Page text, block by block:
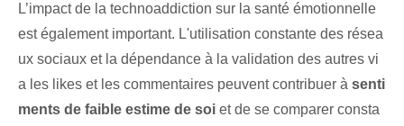
L’impact de la technoaddiction sur la santé émotionnelle
est également important. L'utilisation constante des résea
ux sociaux et la dépendance à la validation des autres vi
a les likes et les commentaires peuvent contribuer à senti
ments de faible estime de soi et de se comparer consta